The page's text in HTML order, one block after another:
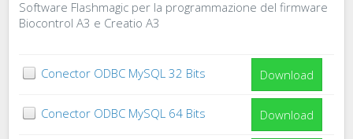
Software Flashmagic per la programmazione del firmware
Biocontrol A3 e Creatio A3
Conector ODBC MySQL 32 Bits Download
Conector ODBC MySQL 64 Bits Download